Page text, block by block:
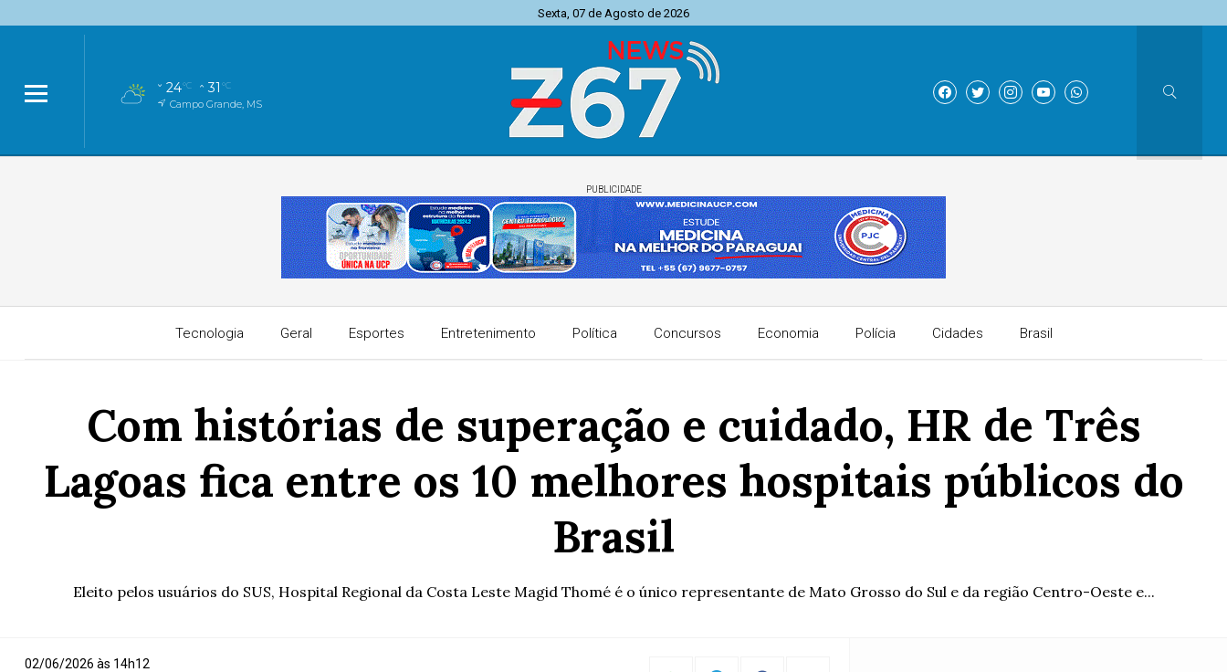
Sexta, 07 de Agosto de 2026
24°C 31 °C
Campo Grande, MS
PUBLICIDADE
Tecnologia Geral Esportes Entretenimento Política Concursos Economia Polícia Cidades Brasil
Com histórias de superação e cuidado, HR de Três
Lagoas fica entre os 10 melhores hospitais públicos do
Brasil
Eleito pelos usuários do SUS, Hospital Regional da Costa Leste Magid Thomé é o único representante de Mato Grosso do Sul e da região Centro-Oeste e...
02/06/2026 às 14h12